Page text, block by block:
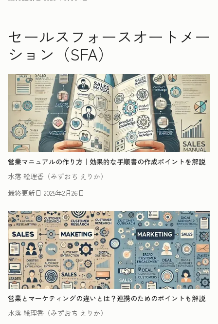
セールスフォースオートメー
ション（SFA）
営業マニュアルの作り方｜効果的な手順書の作成ポイントを解説
水落 絵理香（みずおち えりか）
最終更新日 2025年2月26日
営業とマーケティングの違いとは？連携のためのポイントも解説
水落 絵理香（みずおち えりか）